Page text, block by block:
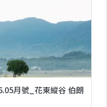
月號_花東縱谷 伯朗